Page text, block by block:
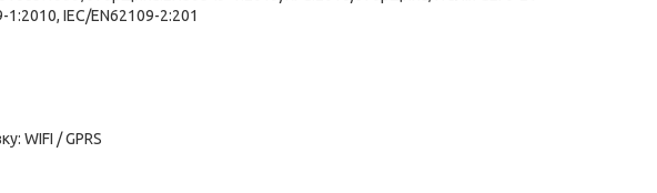
IEC/EN62109-2:201
WIFI / GPRS